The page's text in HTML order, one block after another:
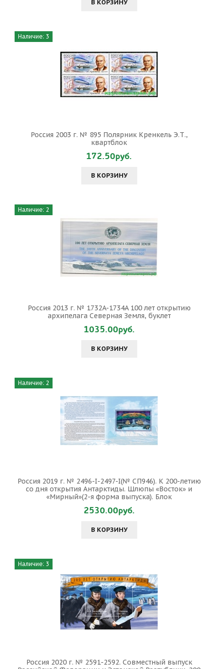
В КОРЗИНУ
Наличие: 3
Россия 2003 г. № 895 Полярник Кренкель Э.Т.,
квартблок
172.50руб.
В КОРЗИНУ
Наличие: 2
Россия 2013 г. № 1732A-1734A 100 лет открытию
архипелага Северная Земля, буклет
1035.00руб.
В КОРЗИНУ
Наличие: 2
Россия 2019 г. № 2496-I-2497-I(№ СП946). К 200-летию
со дня открытия Антарктиды. Шлюпы «Восток» и
«Мирный»(2-я форма выпуска). Блок
2530.00руб.
В КОРЗИНУ
Наличие: 3
Россия 2020 г. № 2591-2592. Совместный выпуск